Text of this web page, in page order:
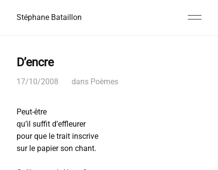
Stéphane Bataillon
D’encre
17/10/2008 dans Poèmes
Peut-être
qu’il suffit d’effleurer
pour que le trait inscrive
sur le papier son chant.